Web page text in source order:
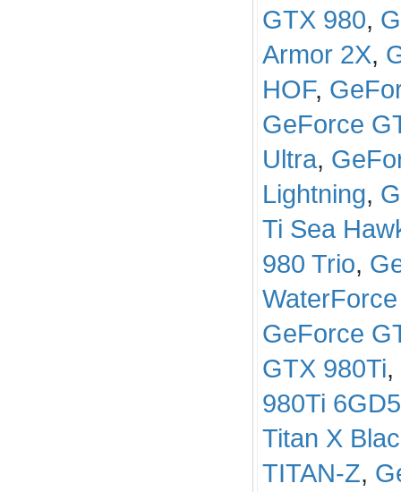
GTX 980,
Armor 2X,
HOF,
GeForce
Ultra,
Lightning,
Ti Sea
980 Trio,
GeForce
GTX 980Ti,
980Ti
Titan X
TITAN-Z,